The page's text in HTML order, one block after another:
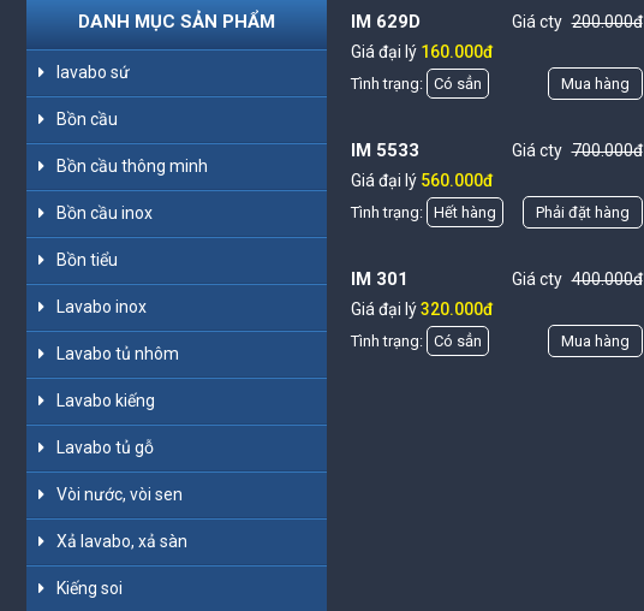
DANH MỤC SẢN PHẨM
lavabo sứ
Bồn cầu
Bồn cầu thông minh
Bồn cầu inox
Bồn tiểu
Lavabo inox
Lavabo tủ nhôm
Lavabo kiếng
Lavabo tủ gỗ
Vòi nước, vòi sen
Xả lavabo, xả sàn
Kiếng soi
IM 629D Giá cty 200.000đ
Giá đại lý 160.000đ
Tình trạng: Có sẳn Mua hàng
IM 5533 Giá cty 700.000đ
Giá đại lý 560.000đ
Tình trạng: Hết hàng Phải đặt hàng
IM 301 Giá cty 400.000đ
Giá đại lý320.000đ
Tình trạng: Có sẳn Mua hàng